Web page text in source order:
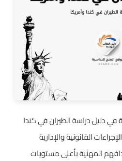
دليل دراسة الطيران في كندا
القانونية والإدارية
المهنية بأعلى مستويات